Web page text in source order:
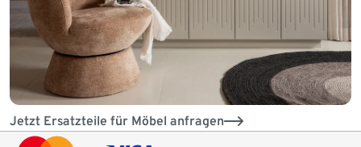
Jetzt Ersatzteile für Möbel anfragen